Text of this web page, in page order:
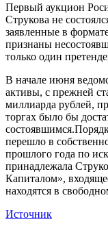
Первый аукцион
Струкова не
заявленные в
признаны
только один
В начале июня
активы, с прежней
миллиарда рублей,
торгах было бы
перешло в
прошлого года по
принадлежала
Капиталом»,
находятся в
Источник